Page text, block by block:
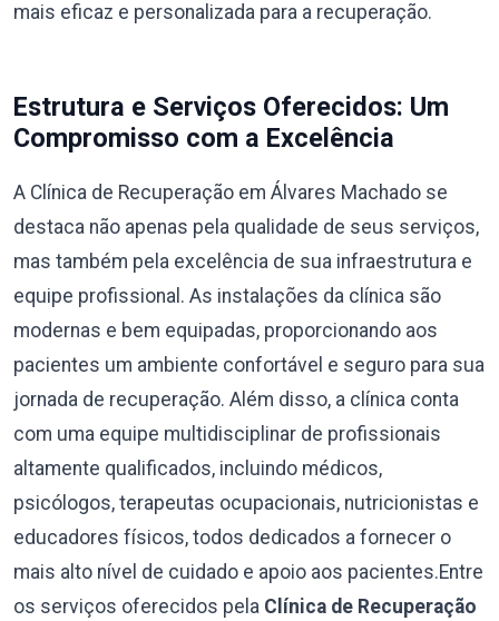
mais eficaz e personalizada para a recuperação.
Estrutura e Serviços Oferecidos: Um
Compromisso com a Excelência
A Clínica de Recuperação em Álvares Machado se
destaca não apenas pela qualidade de seus serviços,
mas também pela excelência de sua infraestrutura e
equipe profissional. As instalações da clínica são
modernas e bem equipadas, proporcionando aos
pacientes um ambiente confortável e seguro para sua
jornada de recuperação. Além disso, a clínica conta
com uma equipe multidisciplinar de profissionais
altamente qualificados, incluindo médicos,
psicólogos, terapeutas ocupacionais, nutricionistas e
educadores físicos, todos dedicados a fornecer o
mais alto nível de cuidado e apoio aos pacientes.Entre
os serviços oferecidos pela Clínica de Recuperação